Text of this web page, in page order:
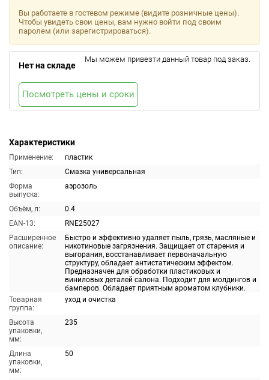
Характеристики
Применение:
пластик
Тип:
Смазка универсальная
Форма
выпуска:
аэрозоль
Объём, л:
0.4
EAN-13:
RNE25027
Расширенное
описание:
Быстро и эффективно удаляет пыль, грязь, масляные и
никотиновые загрязнения. Защищает от старения и
выгорания, восстанавливает первоначальную
структуру, обладает антистатическим эффектом.
Предназначен для обработки пластиковых и
виниловых деталей салона. Подходит для молдингов и
бамперов. Обладает приятным ароматом клубники.
Товарная
группа:
уход и очистка
Высота
упаковки,
мм:
235
Длина
упаковки,
мм:
50
Вы работаете в гостевом режиме (видите розничные цены).
Чтобы увидеть свои цены, вам нужно войти под своим
паролем (или зарегистрироваться).
Нет на складе
Мы можем привезти данный товар под заказ.
Посмотреть цены и сроки